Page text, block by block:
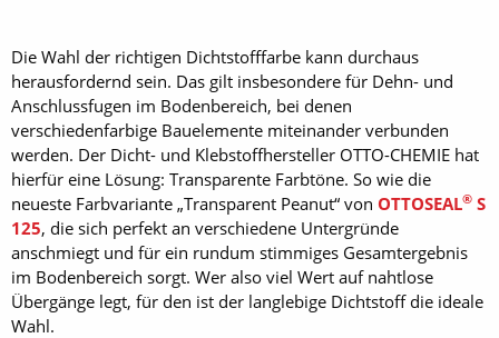
Die Wahl der richtigen Dichtstofffarbe kann durchaus
herausfordernd sein. Das gilt insbesondere für Dehn- und
Anschlussfugen im Bodenbereich, bei denen
verschiedenfarbige Bauelemente miteinander verbunden
werden. Der Dicht- und Klebstoffhersteller OTTO-CHEMIE hat
hierfür eine Lösung: Transparente Farbtöne. So wie die
neueste Farbvariante „Transparent Peanut“ von OTTOSEAL® S
125, die sich perfekt an verschiedene Untergründe
anschmiegt und für ein rundum stimmiges Gesamtergebnis
im Bodenbereich sorgt. Wer also viel Wert auf nahtlose
Übergänge legt, für den ist der langlebige Dichtstoff die ideale
Wahl.